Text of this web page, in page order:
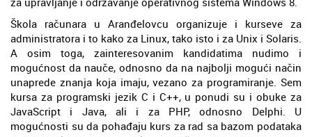
Škola računara u Aranđelovcu organizuje i kurseve za
administratora i to kako za Linux, tako isto i za Unix i Solaris.
A osim toga, zainteresovanim kandidatima nudimo i
mogućnost da nauče, odnosno da na najbolji mogući način
unaprede znanja koja imaju, vezano za programiranje. Sem
kursa za programski jezik C i C++, u ponudi su i obuke za
JavaScript i Java, ali i za PHP, odnosno Delphi. U
mogućnosti su da pohađaju kurs za rad sa bazom podataka